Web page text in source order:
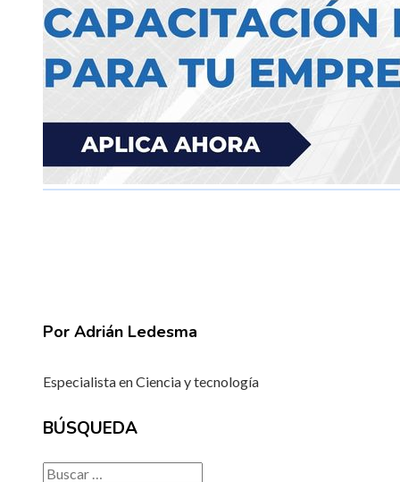
Por Adrián Ledesma
Especialista en Ciencia y tecnología
BÚSQUEDA
Buscar: